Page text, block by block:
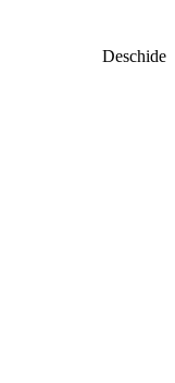
Deschide